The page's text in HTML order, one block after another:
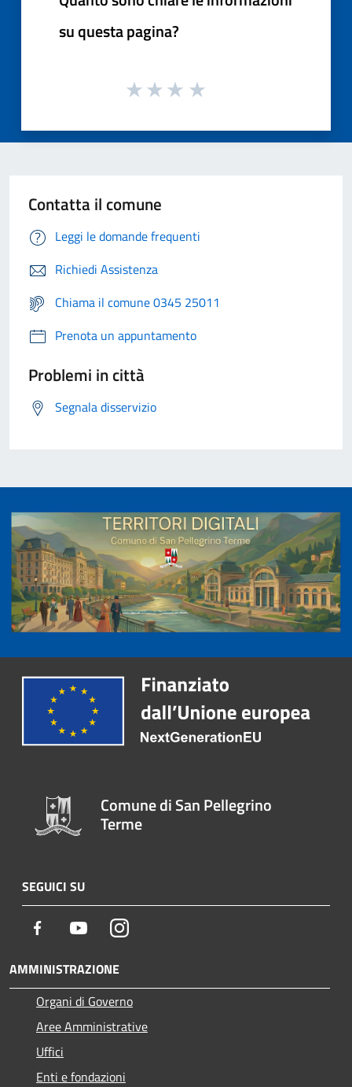
su questa pagina?
Contatta il comune
Leggi le domande frequenti
Richiedi Assistenza
Chiama il comune 0345 25011
Prenota un appuntamento
Problemi in città
Segnala disservizio
Comune di San Pellegrino
Terme
SEGUICI SU
Facebook YoutubeInstagram
AMMINISTRAZIONE
Organi di Governo
Aree Amministrative
Uffici
Enti e fondazioni